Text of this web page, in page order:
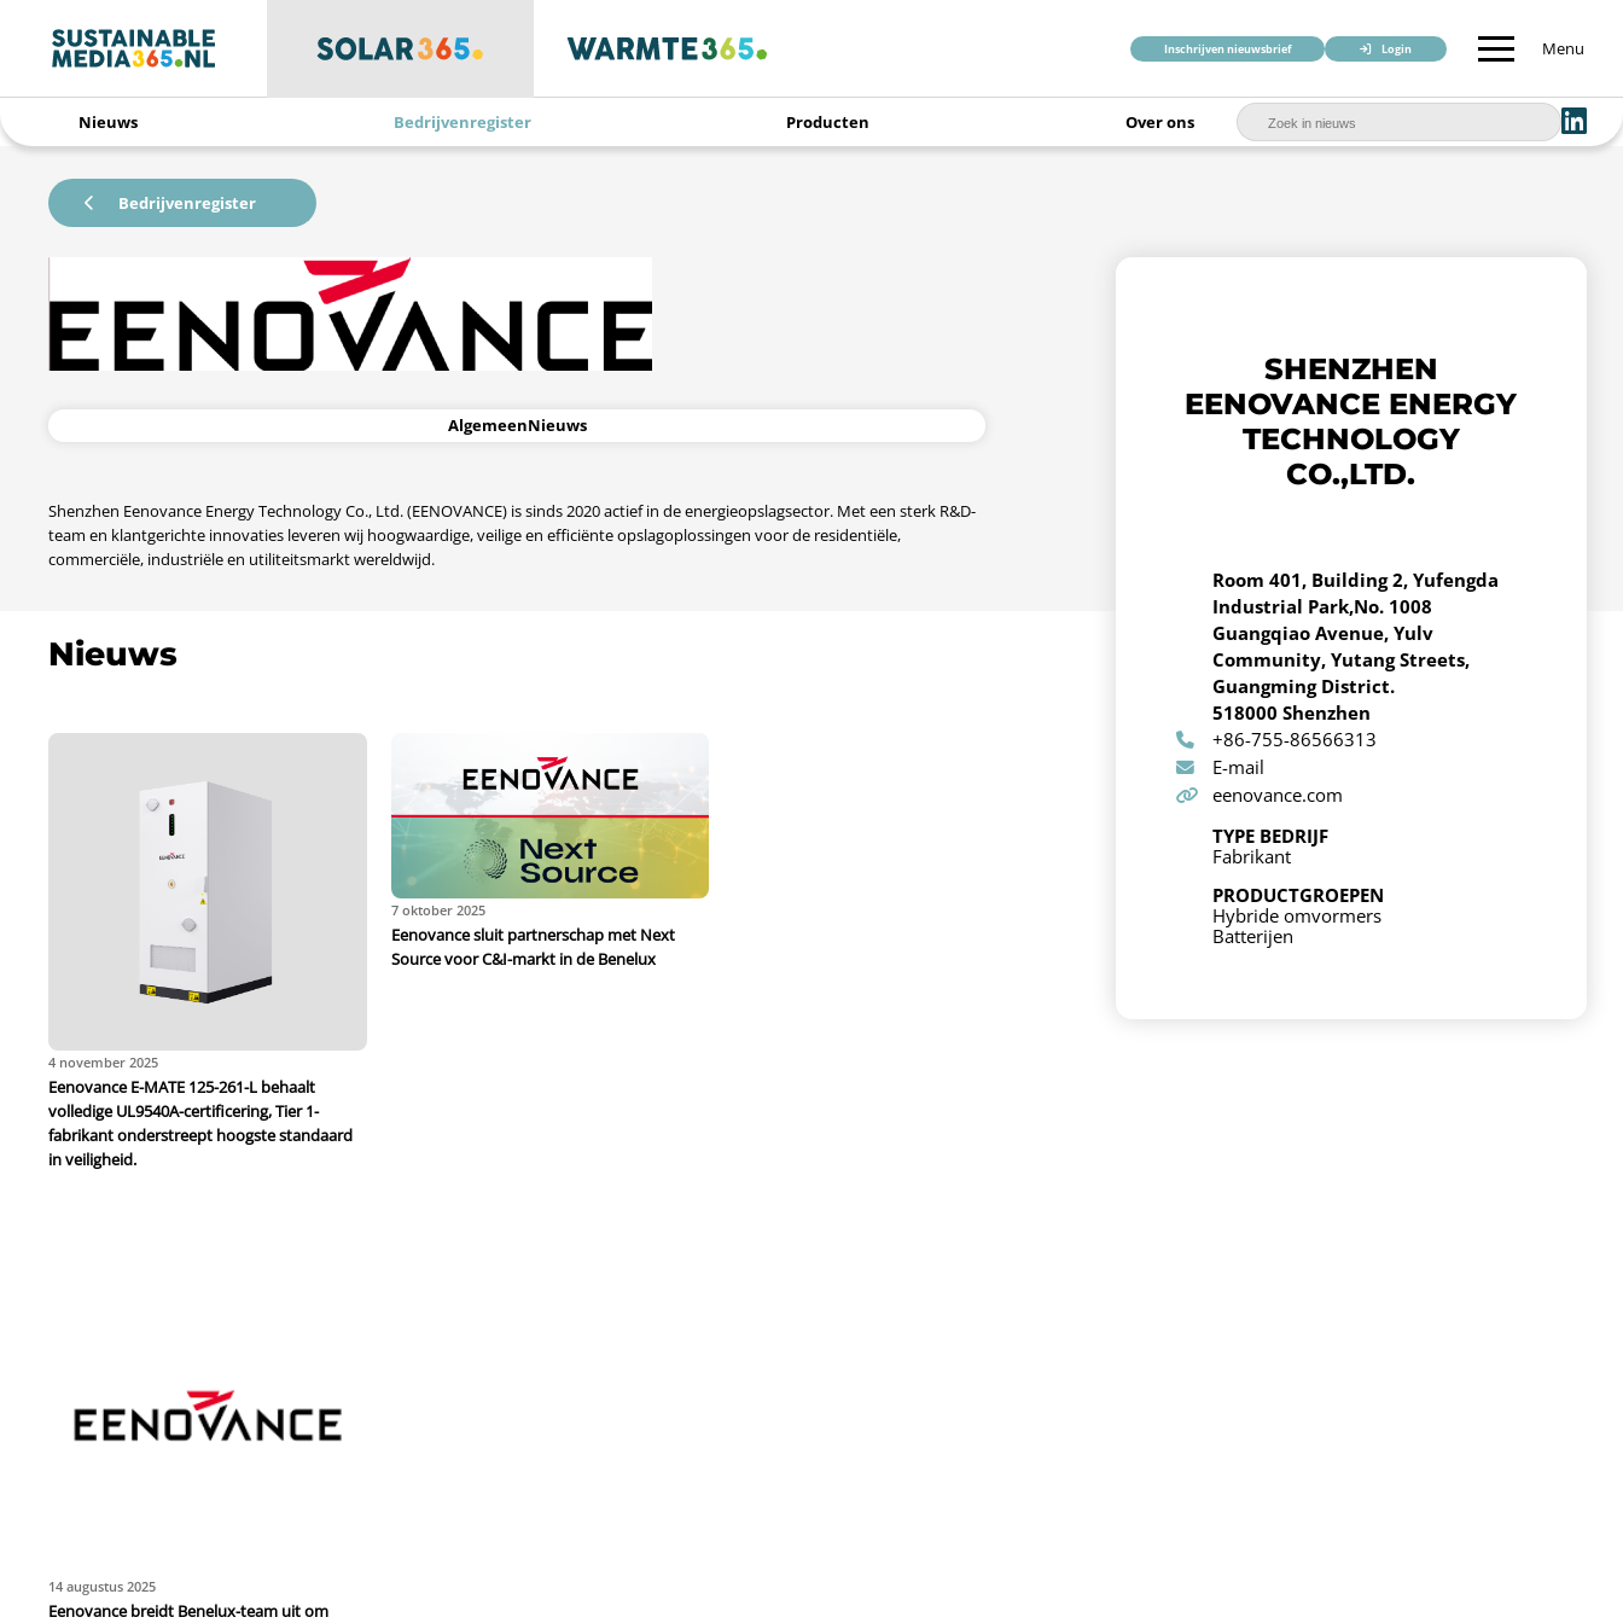
Inschrijven nieuwsbrief Login Menu
Nieuws Bedrijvenregister Producten Over ons
Bedrijvenregister
SHENZHEN
EENOVANCE ENERGY
TECHNOLOGY
CO.,LTD.
Room 401, Building 2, Yufengda
Industrial Park,No. 1008
Guangqiao Avenue, Yulv
Community, Yutang Streets,
Guangming District.
518000 Shenzhen
+86-755-86566313
E-mail
eenovance.com
TYPE BEDRIJF
Fabrikant
PRODUCTGROEPEN
Hybride omvormers
Batterijen
AlgemeenNieuws
Shenzhen Eenovance Energy Technology Co., Ltd. (EENOVANCE) is sinds 2020 actief in de energieopslagsector. Met een sterk R&D-
team en klantgerichte innovaties leveren wij hoogwaardige, veilige en efficiënte opslagoplossingen voor de residentiële,
commerciële, industriële en utiliteitsmarkt wereldwijd.
Nieuws
Eenovance E-MATE 125-261-L behaalt
volledige UL9540A-certificering, Tier 1-
fabrikant onderstreept hoogste standaard
in veiligheid.
4 november 2025
Eenovance sluit partnerschap met Next
Source voor C&I-markt in de Benelux
7 oktober 2025
Eenovance breidt Benelux-team uit om
14 augustus 2025